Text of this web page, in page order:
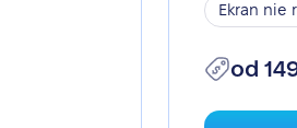
Ekran nie
od